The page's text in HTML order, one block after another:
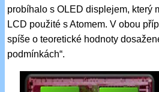
probíhalo s OLED displejem, který
LCD použité s Atomem. V obou
spíše o teoretické hodnoty
podmínkách“.